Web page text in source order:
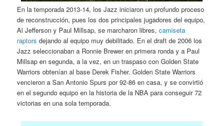
En la temporada 2013-14, los Jazz iniciaron un profundo proceso
de reconstrucción, pues los dos principales jugadores del equipo,
Al Jefferson y Paul Millsap, se marcharon libres,camiseta
raptors dejando al equipo muy debilitado. En el draft de 2006 los
Jazz seleccionaban a Ronnie Brewer en primera ronda y a Paul
Millsap en segunda, a la vez, en un traspaso con Golden State
Warriors obtenían al base Derek Fisher. Golden State Warriors
vencieron a San Antonio Spurs por 92-86 en casa, y se convirtió
en el segundo equipo en la historia de la NBA para conseguir 72
victorias en una sola temporada.